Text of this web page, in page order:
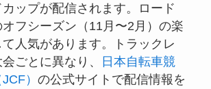
カップが配信されます。ロード
オフシーズン（11月〜2月）の楽
て人気があります。トラックレ
ごとに異なり、
日本自転車競
） の公式サイトで配信情報を